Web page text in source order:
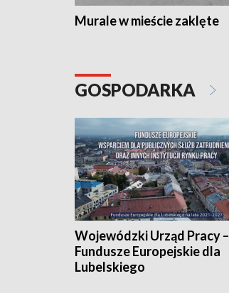
Murale w mieście zaklęte
GOSPODARKA
Wojewódzki Urząd Pracy –
Fundusze Europejskie dla
Lubelskiego